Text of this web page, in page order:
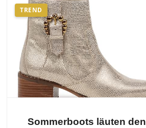
TREND
Sommerboots läuten den